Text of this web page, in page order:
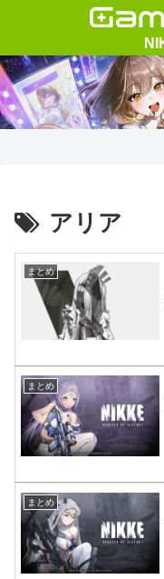
アリア
まとめ
まとめ
まとめ